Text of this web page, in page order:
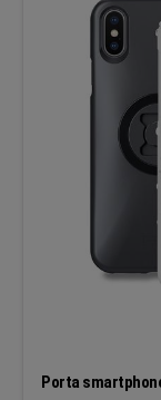
Porta